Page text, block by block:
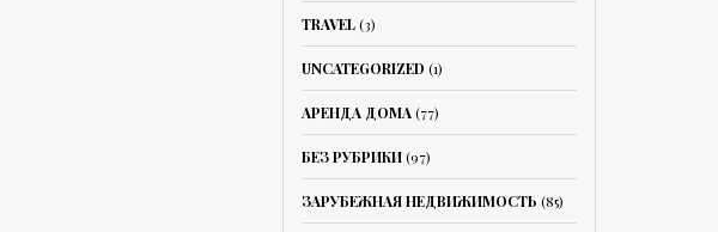
TRAVEL(3)
UNCATEGORIZED (1)
АРЕНДА ДОМА(77)
БЕЗ РУБРИКИ(97)
ЗАРУБЕЖНАЯ НЕДВИЖИМОСТЬ (85)